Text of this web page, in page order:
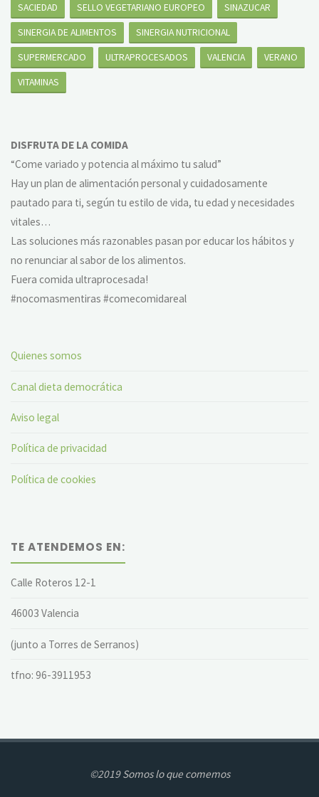
SACIEDAD
SELLO VEGETARIANO EUROPEO
SINAZUCAR
SINERGIA DE ALIMENTOS
SINERGIA NUTRICIONAL
SUPERMERCADO
ULTRAPROCESADOS VALENCIA
VERANO
VITAMINAS
DISFRUTA DE LA COMIDA
“Come variado y potencia al máximo tu salud”
Hay un plan de alimentación personal y cuidadosamente
pautado para ti, según tu estilo de vida, tu edad y necesidades
vitales…
Las soluciones más razonables pasan por educar los hábitos y
no renunciar al sabor de los alimentos.
Fuera comida ultraprocesada!
#nocomasmentiras #comecomidareal
Quienes somos
Canal dieta democrática
Aviso legal
Política de privacidad
Política de cookies
TE ATENDEMOS EN:
Calle Roteros 12-1
46003 Valencia
(junto a Torres de Serranos)
tfno: 96-3911953
©2019 Somos lo que comemos